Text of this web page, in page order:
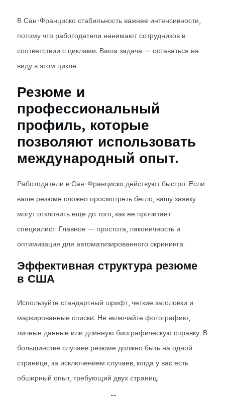
В Сан-Франциско стабильность важнее интенсивности,
потому что работодатели нанимают сотрудников в
соответствии с циклами. Ваша задача — оставаться на
виду в этом цикле.
Резюме и
профессиональный
профиль, которые
позволяют использовать
международный опыт.
Работодатели в Сан-Франциско действуют быстро. Если
ваше резюме сложно просмотреть бегло, вашу заявку
могут отклонить еще до того, как ее прочитает
специалист. Главное — простота, лаконичность и
оптимизация для автоматизированного скрининга.
Эффективная структура резюме
в США
Используйте стандартный шрифт, четкие заголовки и
маркированные списки. Не включайте фотографию,
личные данные или длинную биографическую справку. В
большинстве случаев резюме должно быть на одной
странице, за исключением случаев, когда у вас есть
обширный опыт, требующий двух страниц.